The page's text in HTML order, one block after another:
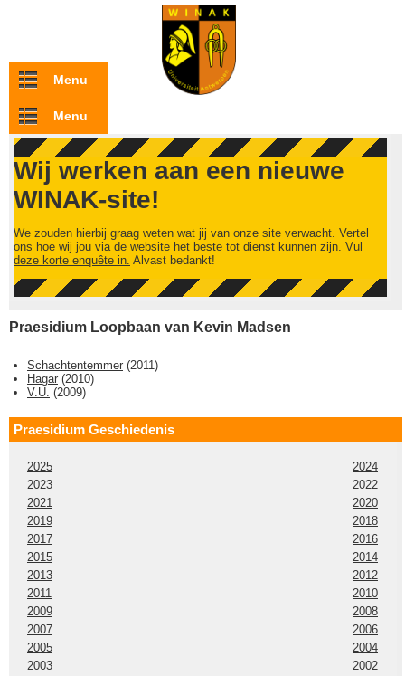
Overslaan en naar de inhoud gaan
Menu
Menu
Wij werken aan een nieuwe
WINAK-site!
We zouden hierbij graag weten wat jij van onze site verwacht. Vertel
ons hoe wij jou via de website het beste tot dienst kunnen zijn. Vul
deze korte enquête in. Alvast bedankt!
Praesidium Loopbaan van Kevin Madsen
Schachtentemmer (2011)
Hagar (2010)
V.U. (2009)
Praesidium Geschiedenis
2025
2024
2023
2022
2021
2020
2019
2018
2017
2016
2015
2014
2013
2012
2011
2010
2009
2008
2007
2006
2005
2004
2003
2002